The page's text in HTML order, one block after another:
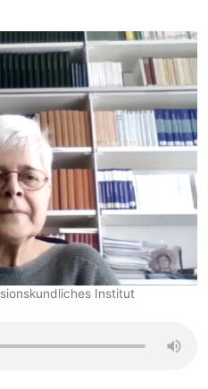
Institut